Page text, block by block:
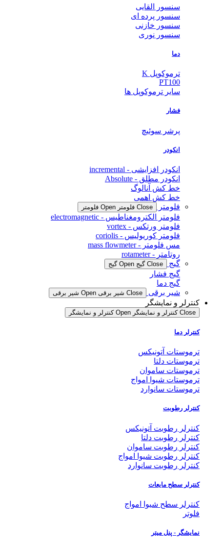
سنسور القایی
سنسور پرده ای
سنسور خازنی
سنسور نوری
دما
ترموکوپل K
PT100
سایر ترموکوپل ها
فشار
پرشر سوئیچ
انکودر
انکودر افزایشی - incremental
انکودر مطلق - Absolute
خط کش آنالوگ
خط کش اهمی
فلومتر
Close فلومتر Open فلومتر
فلومتر الکترومغناطیس - electromagnetic
فلومتر ورتکس - vortex
فلومتر کوریولیس - coriolis
مس فلومتر - mass flowmeter
روتامتر - rotameter
گیج
Close گیج Open گیج
گیج فشار
گیج دما
شیر برقی
Close شیر برقی Open شیر برقی
کنترلر و نمایشگر
Close کنترلر و نمایشگر Open کنترلر و نمایشگر
کنترلر دما
ترموستات آتونیکس
ترموستات دلتا
ترموستات ساموان
ترموستات شیوا امواج
ترموستات سانوارد
کنترلر رطوبت
کنترلر رطوبت آتونیکس
کنترلر رطوبت دلتا
کنترلر رطوبت ساموان
کنترلر رطوبت شیوا امواج
کنترلر رطوبت سانوارد
کنترلر سطح مایعات
کنترلر سطح شیوا امواج
فلوتر
نمایشگر - پنل میتر